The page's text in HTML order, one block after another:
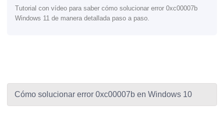
Tutorial con vídeo para saber cómo solucionar error 0xc00007b
Windows 11 de manera detallada paso a paso.
Cómo solucionar error 0xc00007b en Windows 10